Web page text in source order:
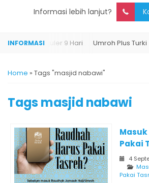
Informasi lebih lanjut?
Umroh Reguler 9 Hari Umroh Plus Turki
Home » Tags "masjid nabawi"
Tags masjid nabawi
Pakai
4
Pakai